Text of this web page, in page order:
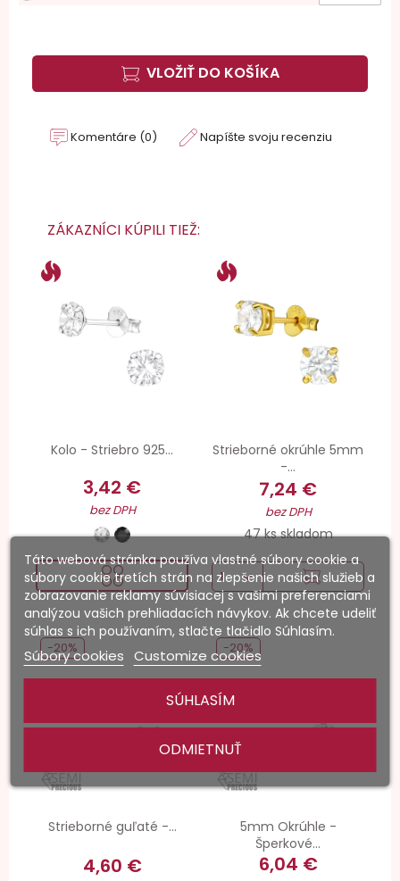
VLOŽIŤ DO KOŠÍKA
Komentáre (0) Napíšte svoju recenziu
ZÁKAZNÍCI KÚPILI TIEŽ:
Kolo - Striebro 925...
3,42 €
bez DPH
Strieborné okrúhle 5mm
-...
7,24 €
bez DPH
47 ks skladom
Strieborné guľaté -...
4,60 €
-20%
5mm Okrúhle -
Šperkové...
6,04 €
-20%
Táto webová stránka používa vlastné súbory cookie a
súbory cookie tretích strán na zlepšenie našich služieb a
zobrazovanie reklamy súvisiacej s vašimi preferenciami
analýzou vašich prehliadacích návykov. Ak chcete udeliť
súhlas s ich používaním, stlačte tlačidlo Súhlasím.
Súbory cookies Customize cookies
ODMIETNUŤ
SÚHLASÍM